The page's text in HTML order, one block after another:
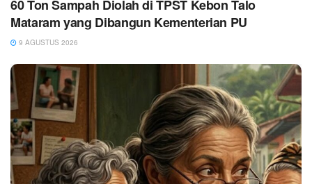
60 Ton Sampah Diolah di TPST Kebon Talo
Mataram yang Dibangun Kementerian PU
9 AGUSTUS 2026